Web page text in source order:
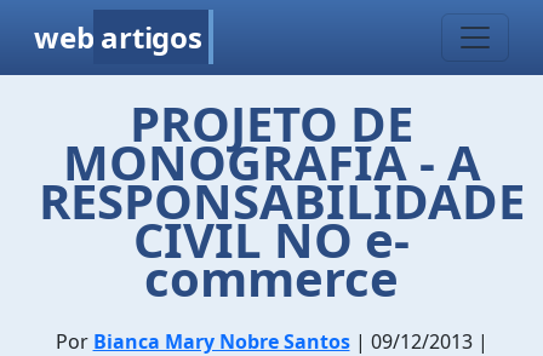
web artigos
PROJETO DE
MONOGRAFIA - A
RESPONSABILIDADE
CIVIL NO e-
commerce
Por Bianca Mary Nobre Santos| 09/12/2013 |